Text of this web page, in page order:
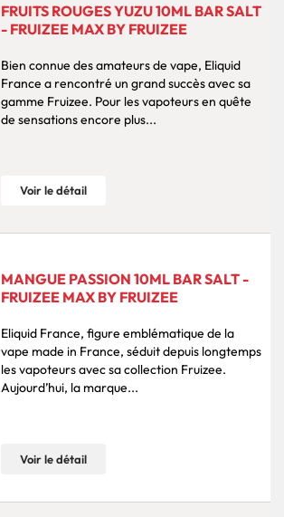
FRUITS ROUGES YUZU 10ML BAR SALT
- FRUIZEE MAX BY FRUIZEE
Bien connue des amateurs de vape, Eliquid
France a rencontré un grand succès avec sa
gamme Fruizee. Pour les vapoteurs en quête
de sensations encore plus...
Voir le détail
MANGUE PASSION 10ML BAR SALT -
FRUIZEE MAX BY FRUIZEE
Eliquid France, figure emblématique de la
vape made in France, séduit depuis longtemps
les vapoteurs avec sa collection Fruizee.
Aujourd’hui, la marque...
Voir le détail